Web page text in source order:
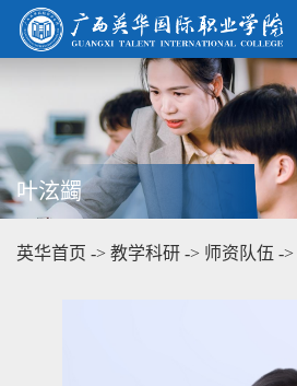
叶泫蠲
英华首页 -> 教学科研 -> 师资队伍 ->